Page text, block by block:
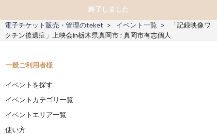
終了しました
電子チケット販売・管理のteket
イベント一覧
「記録映像ワ
クチン後遺症」上映会in栃木県真岡市 : 真岡市有志個人
一般ご利用者様
イベントを探す
イベントカテゴリ一覧
イベントエリア一覧
使い方